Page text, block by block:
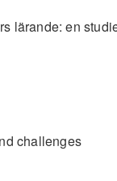
lärande: en
challenges